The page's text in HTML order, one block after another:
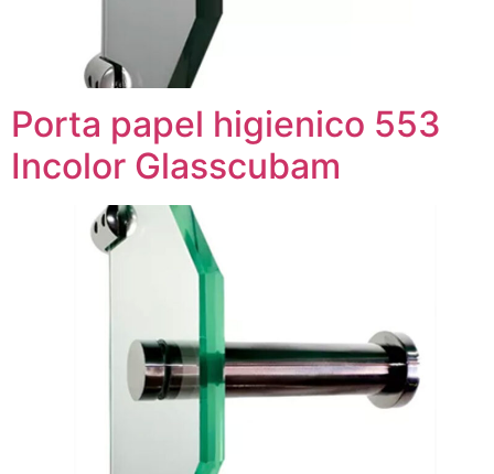
Porta papel higienico 553
Incolor Glasscubam